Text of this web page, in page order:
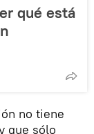
qué está
no tiene
que sólo